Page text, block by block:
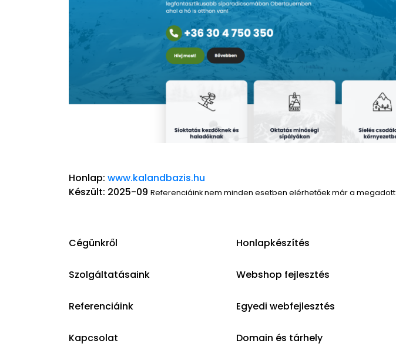
Honlap: www.kalandbazis.hu
Készült: 2025-09 Referenciáink nem minden esetben elérhetőek már a
Cégünkről
Szolgáltatásaink
Referenciáink
Kapcsolat
Honlapkészítés
Webshop fejlesztés
Egyedi webfejlesztés
Domain és tárhely